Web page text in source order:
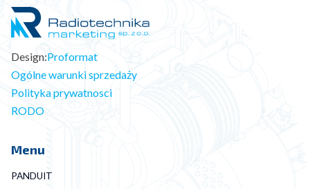
Design:Proformat
Ogólne warunki sprzedaży
Polityka prywatnosci
RODO
Menu
PANDUIT